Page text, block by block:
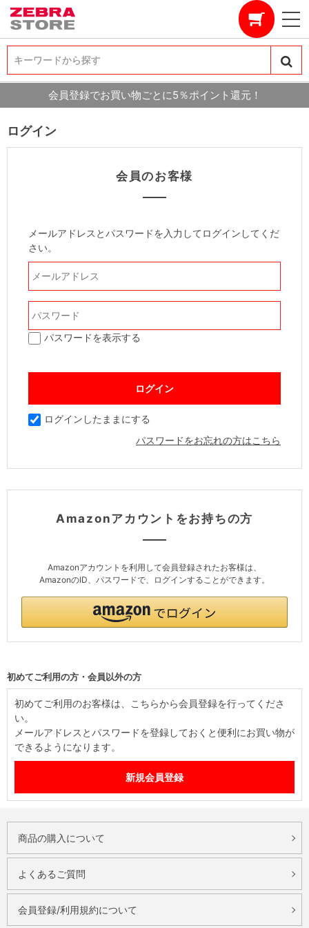
キーワードから探す
キーワードから探す
会員登録でお買い物ごとに5％ポイント還元！
ログイン
会員のお客様
メールアドレスとパスワードを入力してログインしてくだ
さい。
パスワードを表示する
ログインしたままにする
パスワードをお忘れの方はこちら
Amazonアカウントをお持ちの方
Amazonアカウントを利用して会員登録されたお客様は、
AmazonのID、パスワードで、ログインすることができます。
初めてご利用の方・会員以外の方
初めてご利用のお客様は、こちらから会員登録を行ってくださ
い。
メールアドレスとパスワードを登録しておくと便利にお買い物が
できるようになります。
商品の購入について
よくあるご質問
会員登録/利用規約について